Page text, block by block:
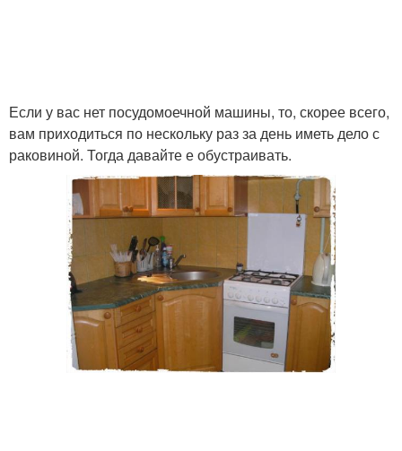
Если у вас нет посудомоечной машины, то, скорее всего,
вам приходиться по нескольку раз за день иметь дело с
раковиной. Тогда давайте е обустраивать.